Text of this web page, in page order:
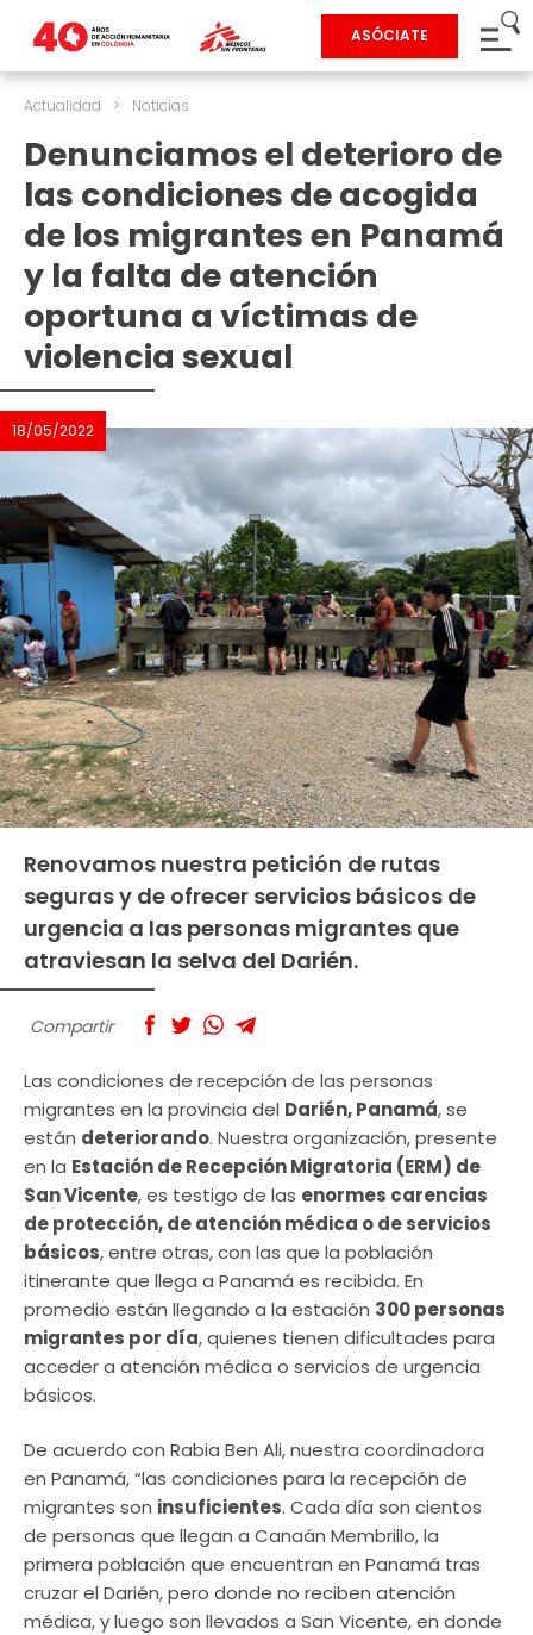
ASÓCIATE
Actualidad > Noticias
Denunciamos el deterioro de
las condiciones de acogida
de los migrantes en Panamá
y la falta de atención
oportuna a víctimas de
violencia sexual
18/05/2022
Renovamos nuestra petición de rutas
seguras y de ofrecer servicios básicos de
urgencia a las personas migrantes que
atraviesan la selva del Darién.
Compartir
Las condiciones de recepción de las personas
migrantes en la provincia del Darién, Panamá, se
están deteriorando. Nuestra organización, presente
en la Estación de Recepción Migratoria (ERM) de
San Vicente, es testigo de las enormes carencias
de protección, de atención médica o de servicios
básicos, entre otras, con las que la población
itinerante que llega a Panamá es recibida. En
promedio están llegando a la estación 300 personas
migrantes por día, quienes tienen dificultades para
acceder a atención médica o servicios de urgencia
básicos.
De acuerdo con Rabia Ben Ali, nuestra coordinadora
en Panamá, “las condiciones para la recepción de
migrantes son insuficientes. Cada día son cientos
de personas que llegan a Canaán Membrillo, la
primera población que encuentran en Panamá tras
cruzar el Darién, pero donde no reciben atención
médica, y luego son llevados a San Vicente, en donde